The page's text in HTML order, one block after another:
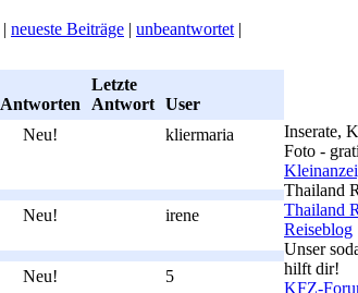
| neueste Beiträge | unbeantwortet |
Antworten
Letzte
Antwort User
Neu! kliermaria
Neu! irene
Neu! 5
Inserate,
Foto -
Thailand
Thailand
Reiseblog
Unser
hilft dir!
KFZ-